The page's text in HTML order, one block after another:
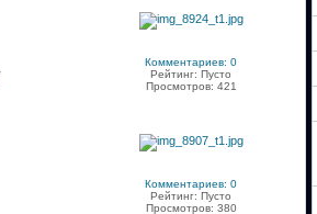
Комментариев: 0
Рейтинг: Пусто
Просмотров: 421
Комментариев: 0
Рейтинг: Пусто
Просмотров: 380